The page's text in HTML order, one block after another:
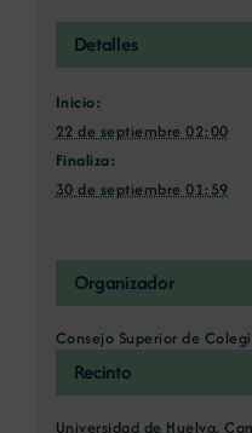
Detalles
Inicio:
22 de septiembre 02:00
Finaliza:
30 de septiembre 01:59
Recinto
Universidad de Huelva,
Organizador
Consejo Superior de